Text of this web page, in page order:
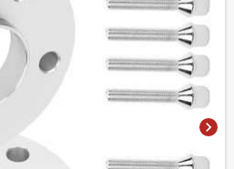
chevron_right